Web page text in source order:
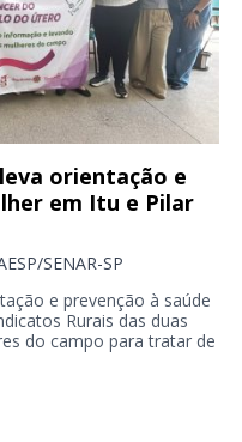
orientação e
em Itu e Pilar
SENAR-SP
e prevenção à saúde
Rurais das duas
do campo para tratar de